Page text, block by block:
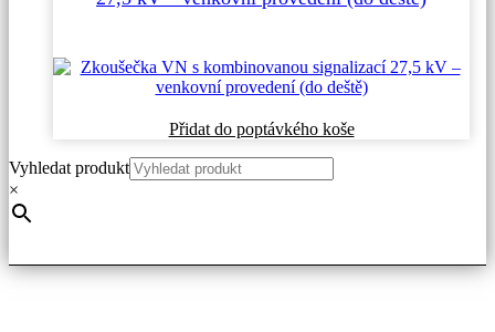
Přidat do poptávkého koše
Vyhledat produkt
×